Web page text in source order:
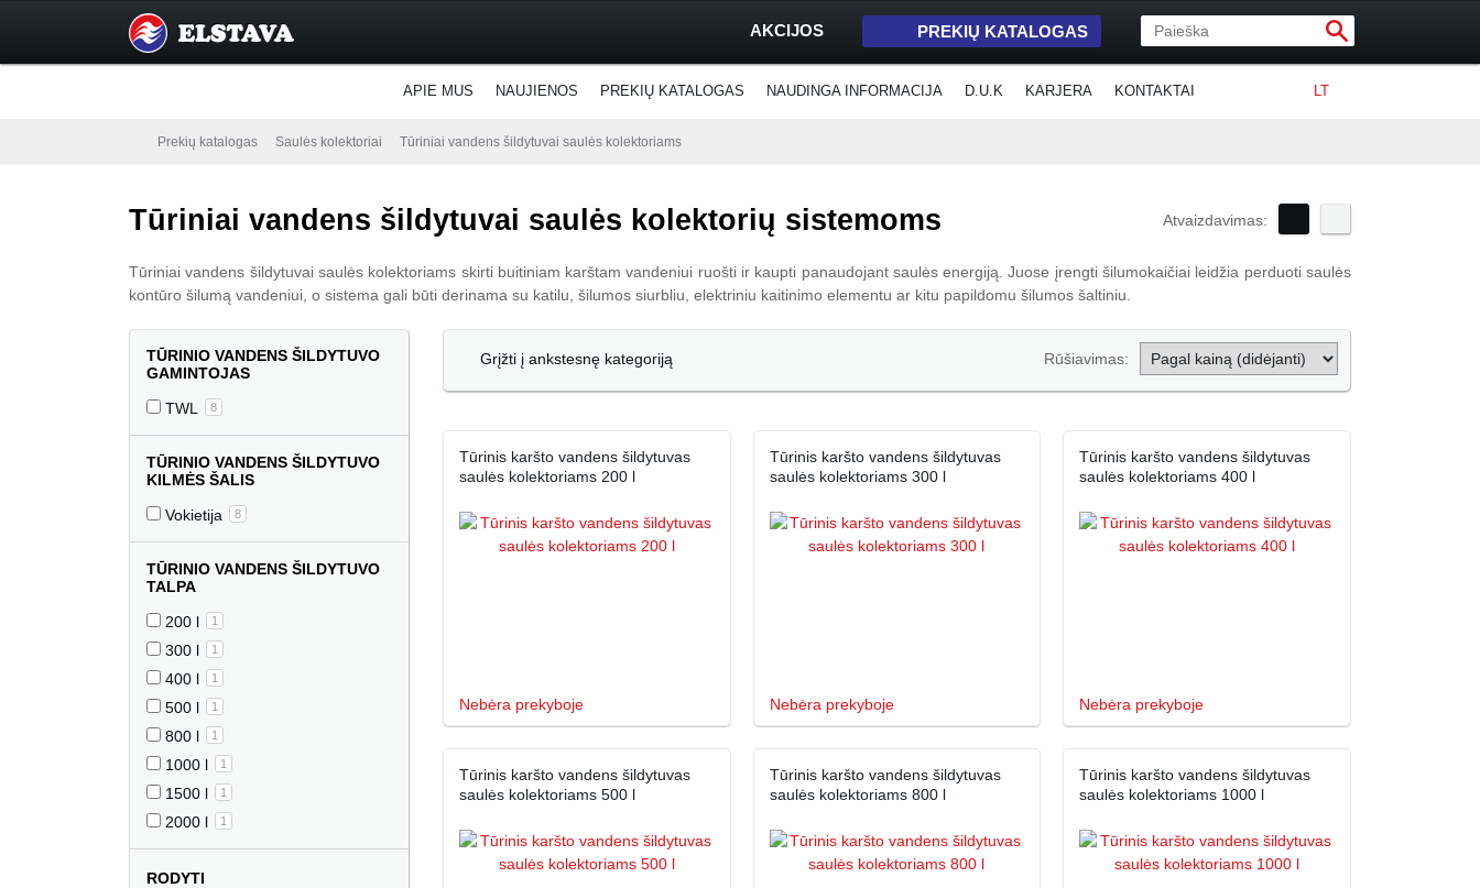
AKCIJOS PREKIŲ KATALOGAS
LT
APIE MUS NAUJIENOS PREKIŲ KATALOGAS NAUDINGA INFORMACIJA D.U.K KARJERA KONTAKTAI
Prekių katalogas Saulės kolektoriai Tūriniai vandens šildytuvai saulės kolektoriams
Tūriniai vandens šildytuvai saulės kolektorių sistemoms Atvaizdavimas:
Tūriniai vandens šildytuvai saulės kolektoriams skirti buitiniam karštam vandeniui ruošti ir kaupti panaudojant saulės energiją. Juose įrengti šilumokaičiai leidžia perduoti saulės
kontūro šilumą vandeniui, o sistema gali būti derinama su katilu, šilumos siurbliu, elektriniu kaitinimo elementu ar kitu papildomu šilumos šaltiniu.
TŪRINIO VANDENS ŠILDYTUVO
GAMINTOJAS
TWL
8
TŪRINIO VANDENS ŠILDYTUVO
KILMĖS ŠALIS
Vokietija
8
TŪRINIO VANDENS ŠILDYTUVO
TALPA
200 l
1
300 l 1
400 l 1
500 l 1
800 l 1
1000 l 1
1500 l 1
2000 l 1
RODYTI
Grįžti į ankstesnę kategoriją Rūšiavimas:
Tūrinis karšto vandens šildytuvas
saulės kolektoriams 200 l
Nebėra prekyboje
Tūrinis karšto vandens šildytuvas
saulės kolektoriams 300 l
Nebėra prekyboje
Tūrinis karšto vandens šildytuvas
saulės kolektoriams 400 l
Nebėra prekyboje
Tūrinis karšto vandens šildytuvas
saulės kolektoriams 500 l
Tūrinis karšto vandens šildytuvas
saulės kolektoriams 800 l
Tūrinis karšto vandens šildytuvas
saulės kolektoriams 1000 l